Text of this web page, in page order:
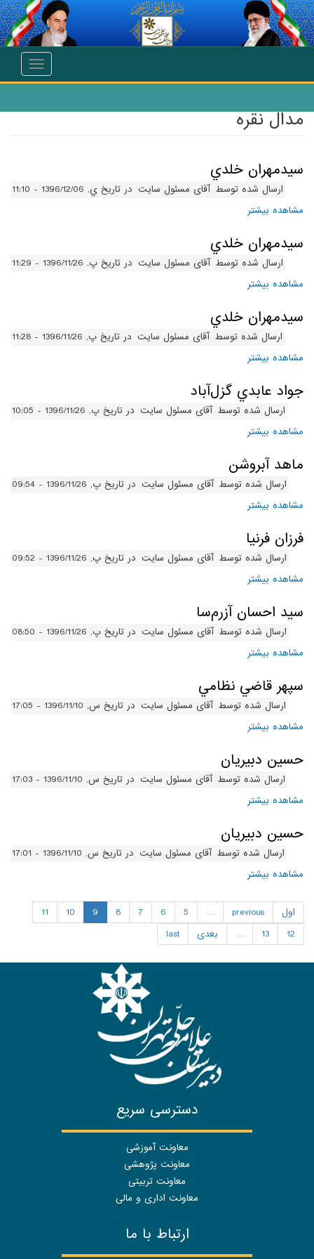
انتقال به محتوای اصلی
Toggle
مدال نقره
سيدمهران خلدي
ارسال شده توسط آقای مسئول سایت در تاریخ ي, 1396/12/06 - 11:10
مشاهده بیشتر
سيدمهران خلدي
ارسال شده توسط آقای مسئول سایت در تاریخ پ, 1396/11/26 - 11:29
مشاهده بیشتر
سيدمهران خلدي
ارسال شده توسط آقای مسئول سایت در تاریخ پ, 1396/11/26 - 11:28
مشاهده بیشتر
جواد عابدي گزل‌آباد
ارسال شده توسط آقای مسئول سایت در تاریخ پ, 1396/11/26 - 10:05
مشاهده بیشتر
ماهد آبروشن
ارسال شده توسط آقای مسئول سایت در تاریخ پ, 1396/11/26 - 09:54
مشاهده بیشتر
فرزان فرنيا
ارسال شده توسط آقای مسئول سایت در تاریخ پ, 1396/11/26 - 09:52
مشاهده بیشتر
سيد احسان آزرم‌سا
ارسال شده توسط آقای مسئول سایت در تاریخ پ, 1396/11/26 - 08:50
مشاهده بیشتر
سپهر قاضي نظامي
ارسال شده توسط آقای مسئول سایت در تاریخ س, 1396/11/10 - 17:05
مشاهده بیشتر
حسين دبيريان
ارسال شده توسط آقای مسئول سایت در تاریخ س, 1396/11/10 - 17:03
مشاهده بیشتر
حسين دبيريان
ارسال شده توسط آقای مسئول سایت در تاریخ س, 1396/11/10 - 17:01
مشاهده بیشتر
اول previous
…
5
6
7
8
9
10
11
12
13
… بعدی last
دسترسی سریع
معاونت آموزشی
معاونت پژوهشی
معاونت تربیتی
معاونت اداری و مالی
ارتباط با ما